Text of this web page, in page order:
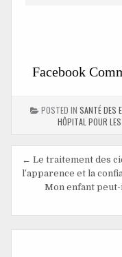
Facebook
POSTED IN SANTÉ DES
HÔPITAL POUR
← Le traitement des
l’apparence et la
Mon enfant peut-